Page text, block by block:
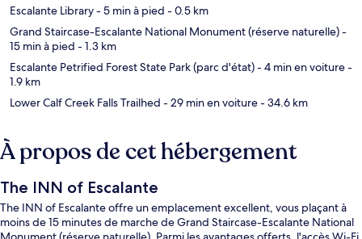
Escalante Library- 5 min à pied - 0.5 km
Grand Staircase-Escalante National Monument (réserve naturelle)-
15 min à pied - 1.3 km
Escalante Petrified Forest State Park (parc d'état)- 4 min en voiture-
1.9 km
Lower Calf Creek Falls Trailhed - 29 min en voiture- 34.6 km
À propos de cet hébergement
The INN of Escalante
The INN of Escalante offre un emplacement excellent, vous plaçant à
moins de 15 minutes de marche de Grand Staircase-Escalante National